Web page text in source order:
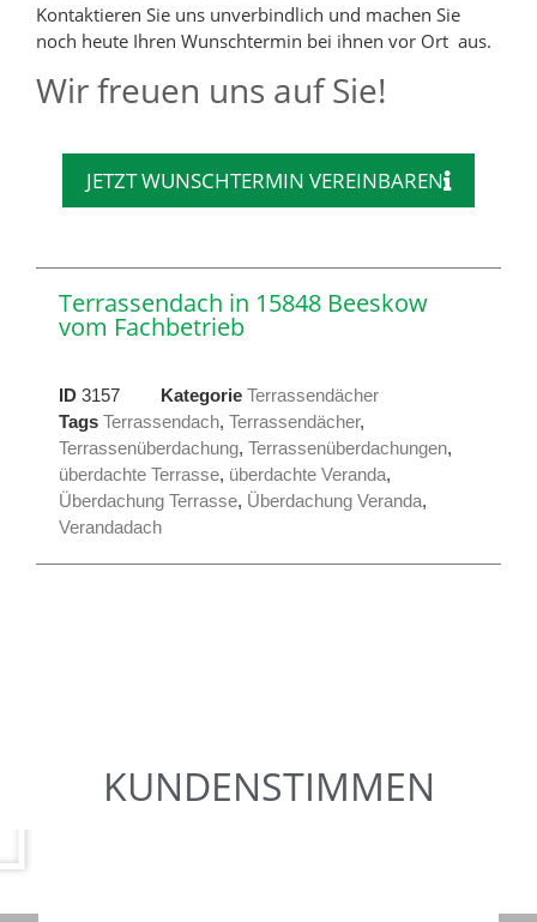
Kontaktieren Sie uns unverbindlich und machen Sie
noch heute Ihren Wunschtermin bei ihnen vor Ort aus.
Wir freuen uns auf Sie!
JETZT WUNSCHTERMIN VEREINBAREN
Terrassendach in 15848 Beeskow
vom Fachbetrieb
ID 3157 Kategorie Terrassendächer
Tags Terrassendach, Terrassendächer,
Terrassenüberdachung, Terrassenüberdachungen,
überdachte Terrasse, überdachte Veranda,
Überdachung Terrasse, Überdachung Veranda,
Verandadach
KUNDENSTIMMEN